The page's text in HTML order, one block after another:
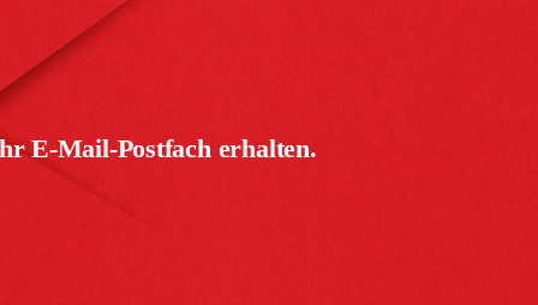
E-Mail-Postfach erhalten.